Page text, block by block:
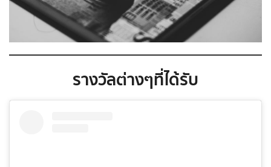
รางวัลต่างๆที่ได้รับ